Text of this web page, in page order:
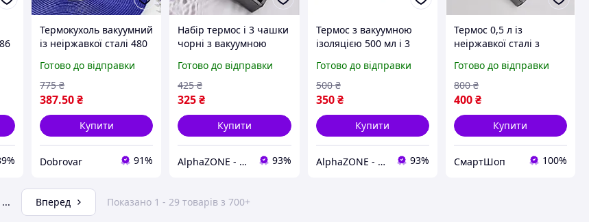
Термокухоль вакуумний
із неіржавкої сталі 480
Edenberg EB-633 Термо
чашка металева
термос
Готово до відправки
387.50₴
775 ₴
Купити
Dobrovar 91%
Набір термос і 3 чашки
чорні з вакуумною
подарунковий бокс для
напоїв з термосом та
кружками
Готово до відправки
325₴
425 ₴
Купити
AlphaZONE - Інтернет гіпермаркет 93%
Термос з вакуумною
ізоляцією 500 мл і 3
подарунковій коробці
рожевий
Готово до відправки
350 ₴
500 ₴
Купити
AlphaZONE - Інтернет гіпермаркет 93%
Термос 0,5 л із
неіржавкої сталі з
для зберігання напоїв,
Подарунковий набір
термос із 3 чашками
Готово до відправки
400₴
800 ₴
Купити
СмартШоп 100%
... Вперед Показано 1 - 29 товарів з 700+